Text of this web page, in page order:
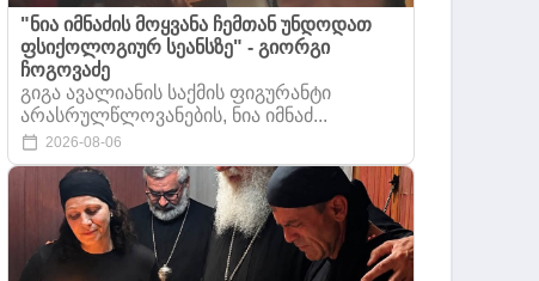
"ნია იმნაძის მოყვანა ჩემთან უნდოდათ
ფსიქოლოგიურ სეანსზე" - გიორგი
ჩოგოვაძე
გიგა ავალიანის საქმის ფიგურანტი
არასრულწლოვანების, ნია იმნაძ...
2026-08-06